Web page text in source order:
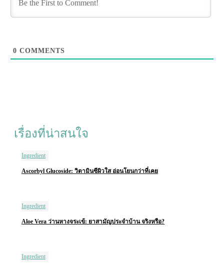
0 COMMENTS
เรื่องที่น่าสนใจ
Ingredient
Ascorbyl Glucoside: วิตามินซีผิวใส อ่อนโยนกว่าที่เคย
Ingredient
Aloe Vera ว่านหางจระเข้: ยาสามัญประจำบ้าน จริงหรือ?
Ingredient